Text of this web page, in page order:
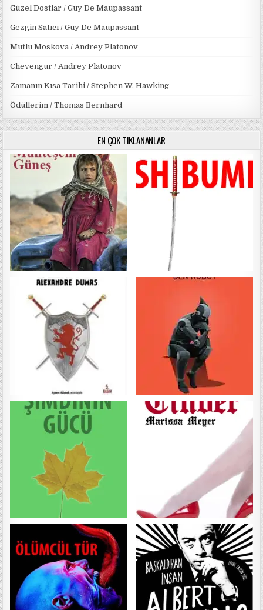
Güzel Dostlar / Guy De Maupassant
Gezgin Satıcı / Guy De Maupassant
Mutlu Moskova / Andrey Platonov
Chevengur / Andrey Platonov
Zamanın Kısa Tarihi / Stephen W. Hawking
Ödüllerim / Thomas Bernhard
EN ÇOK TIKLANANLAR